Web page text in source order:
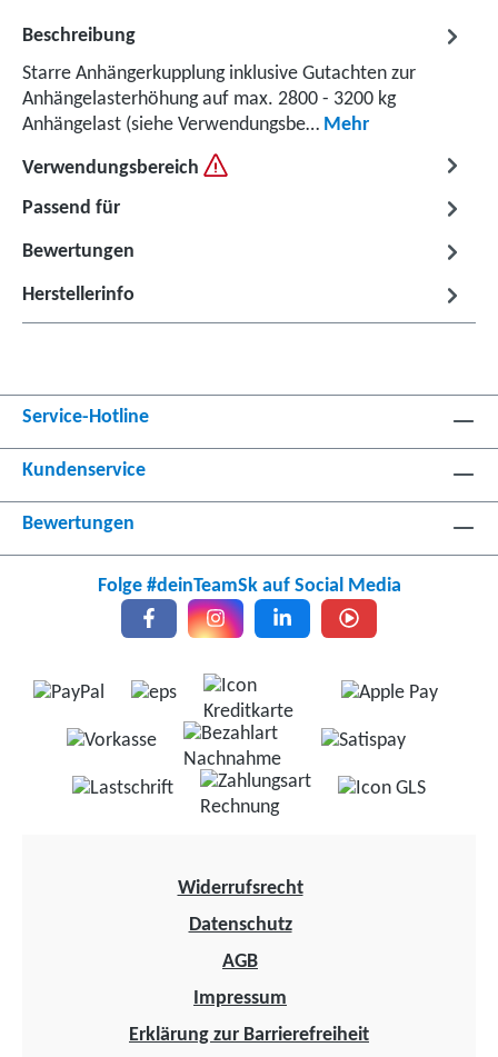
Beschreibung
Starre Anhängerkupplung inklusive Gutachten zur
Anhängelasterhöhung auf max. 2800 - 3200 kg
Anhängelast (siehe Verwendungsbe… Mehr
Verwendungsbereich
Passend für
Bewertungen
Herstellerinfo
Service-Hotline
Kundenservice
Bewertungen
Folge #deinTeamSk auf Social Media
Widerrufsrecht
Datenschutz
AGB
Impressum
Erklärung zur Barrierefreiheit